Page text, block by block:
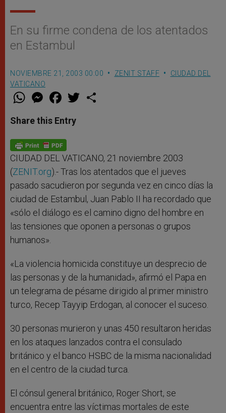
En su firme condena de los atentados
en Estambul
NOVIEMBRE 21, 2003 00:00 ZENIT STAFF
CIUDAD DEL
VATICANO
W
t
s
p
p
M
e
s
e
g
e
r
F
a
e
b
o
k
w
Share this Entry
CIUDAD DEL VATICANO, 21 noviembre 2003
(ZENIT.org).- Tras los atentados que el jueves
pasado sacudieron por segunda vez en cinco días la
ciudad de Estambul, Juan Pablo II ha recordado que
«sólo el diálogo es el camino digno del hombre en
las tensiones que oponen a personas o grupos
humanos».
«La violencia homicida constituye un desprecio de
las personas y de la humanidad», afirmó el Papa en
un telegrama de pésame dirigido al primer ministro
turco, Recep Tayyip Erdogan, al conocer el suceso.
30 personas murieron y unas 450 resultaron heridas
en los ataques lanzados contra el consulado
británico y el banco HSBC de la misma nacionalidad
en el centro de la ciudad turca.
El cónsul general británico, Roger Short, se
encuentra entre las víctimas mortales de este